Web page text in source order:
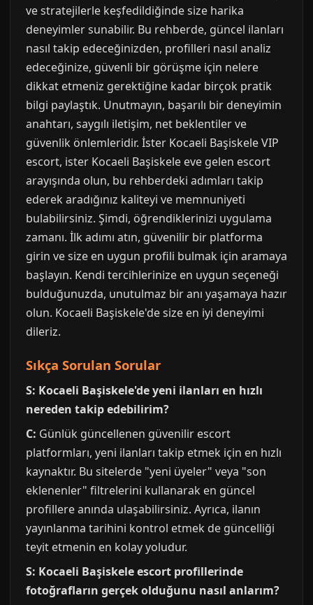
ve stratejilerle keşfedildiğinde size harika
deneyimler sunabilir. Bu rehberde, güncel ilanları
nasıl takip edeceğinizden, profilleri nasıl analiz
edeceğinize, güvenli bir görüşme için nelere
dikkat etmeniz gerektiğine kadar birçok pratik
bilgi paylaştık. Unutmayın, başarılı bir deneyimin
anahtarı, saygılı iletişim, net beklentiler ve
güvenlik önlemleridir. İster Kocaeli Başiskele VIP
escort, ister Kocaeli Başiskele eve gelen escort
arayışında olun, bu rehberdeki adımları takip
ederek aradığınız kaliteyi ve memnuniyeti
bulabilirsiniz. Şimdi, öğrendiklerinizi uygulama
zamanı. İlk adımı atın, güvenilir bir platforma
girin ve size en uygun profili bulmak için aramaya
başlayın. Kendi tercihlerinize en uygun seçeneği
bulduğunuzda, unutulmaz bir anı yaşamaya hazır
olun. Kocaeli Başiskele'de size en iyi deneyimi
dileriz.
Sıkça Sorulan Sorular
S: Kocaeli Başiskele'de yeni ilanları en hızlı
nereden takip edebilirim?
C: Günlük güncellenen güvenilir escort
platformları, yeni ilanları takip etmek için en hızlı
kaynaktır. Bu sitelerde "yeni üyeler" veya "son
eklenenler" filtrelerini kullanarak en güncel
profillere anında ulaşabilirsiniz. Ayrıca, ilanın
yayınlanma tarihini kontrol etmek de güncelliği
teyit etmenin en kolay yoludur.
S: Kocaeli Başiskele escort profillerinde
fotoğrafların gerçek olduğunu nasıl anlarım?